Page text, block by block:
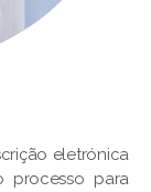
eletrónica
processo para